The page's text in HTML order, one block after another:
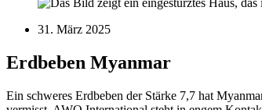
31. März 2025
Erdbeben Myanmar
Ein schweres Erdbeben der Stärke 7,7 hat